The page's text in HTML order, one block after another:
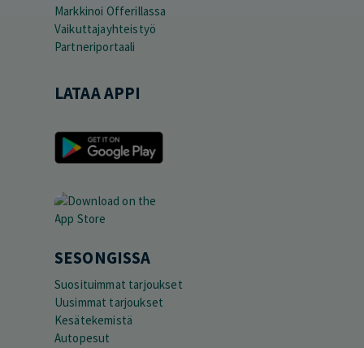
Markkinoi Offerillassa
Vaikuttajayhteistyö
Partneriportaali
LATAA APPI
SESONGISSA
Suosituimmat tarjoukset
Uusimmat tarjoukset
Kesätekemistä
Autopesut